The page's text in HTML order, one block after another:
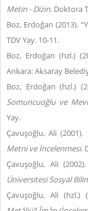
Metin - Dizin. Doktora
Boz, Erdoğan (2013).
TDV Yay. 10-11.
Boz, Erdoğan (hzl.)
Ankara: Aksaray
Boz, Erdoğan (hzl.)
Somuncuoğlu ve
Yay.
Çavuşoğlu, Ali (2001).
Metni ve İncelenmesi.
Çavuşoğlu, Ali
Üniversitesi Sosyal
Çavuşoğlu, Ali (hzl.)